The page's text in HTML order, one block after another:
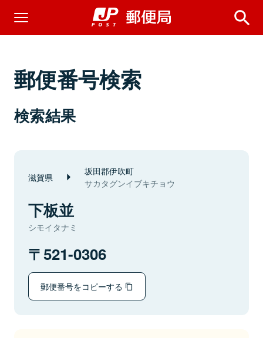
郵便番号検索
検索結果
滋賀県 坂田郡伊吹町
サカタグンイブキチョウ
下板並
シモイタナミ
521-0306
郵便番号をコピーする